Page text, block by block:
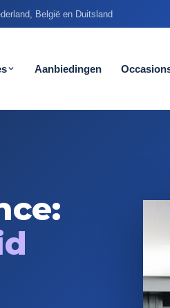
België en Duitsland
Aanbiedingen